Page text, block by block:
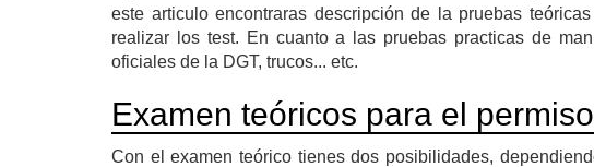
este articulo encontraras descripción de la pruebas
realizar los test. En cuanto a las pruebas practicas de
oficiales de la DGT, trucos... etc.
Examen teóricos para el
Con el examen teórico tienes dos posibilidades,